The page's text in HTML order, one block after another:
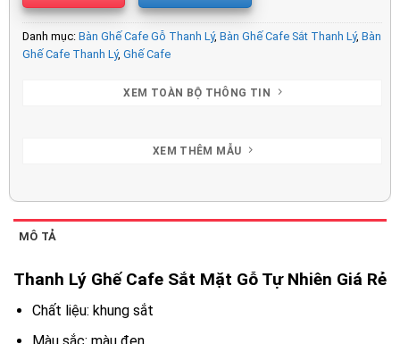
Danh mục: Bàn Ghế Cafe Gỗ Thanh Lý, Bàn Ghế Cafe Sắt Thanh Lý, Bàn
Ghế Cafe Thanh Lý, Ghế Cafe
XEM TOÀN BỘ THÔNG TIN
XEM THÊM MẪU
MÔ TẢ
Thanh Lý Ghế Cafe Sắt Mặt Gỗ Tự Nhiên Giá Rẻ
Chất liệu: khung sắt